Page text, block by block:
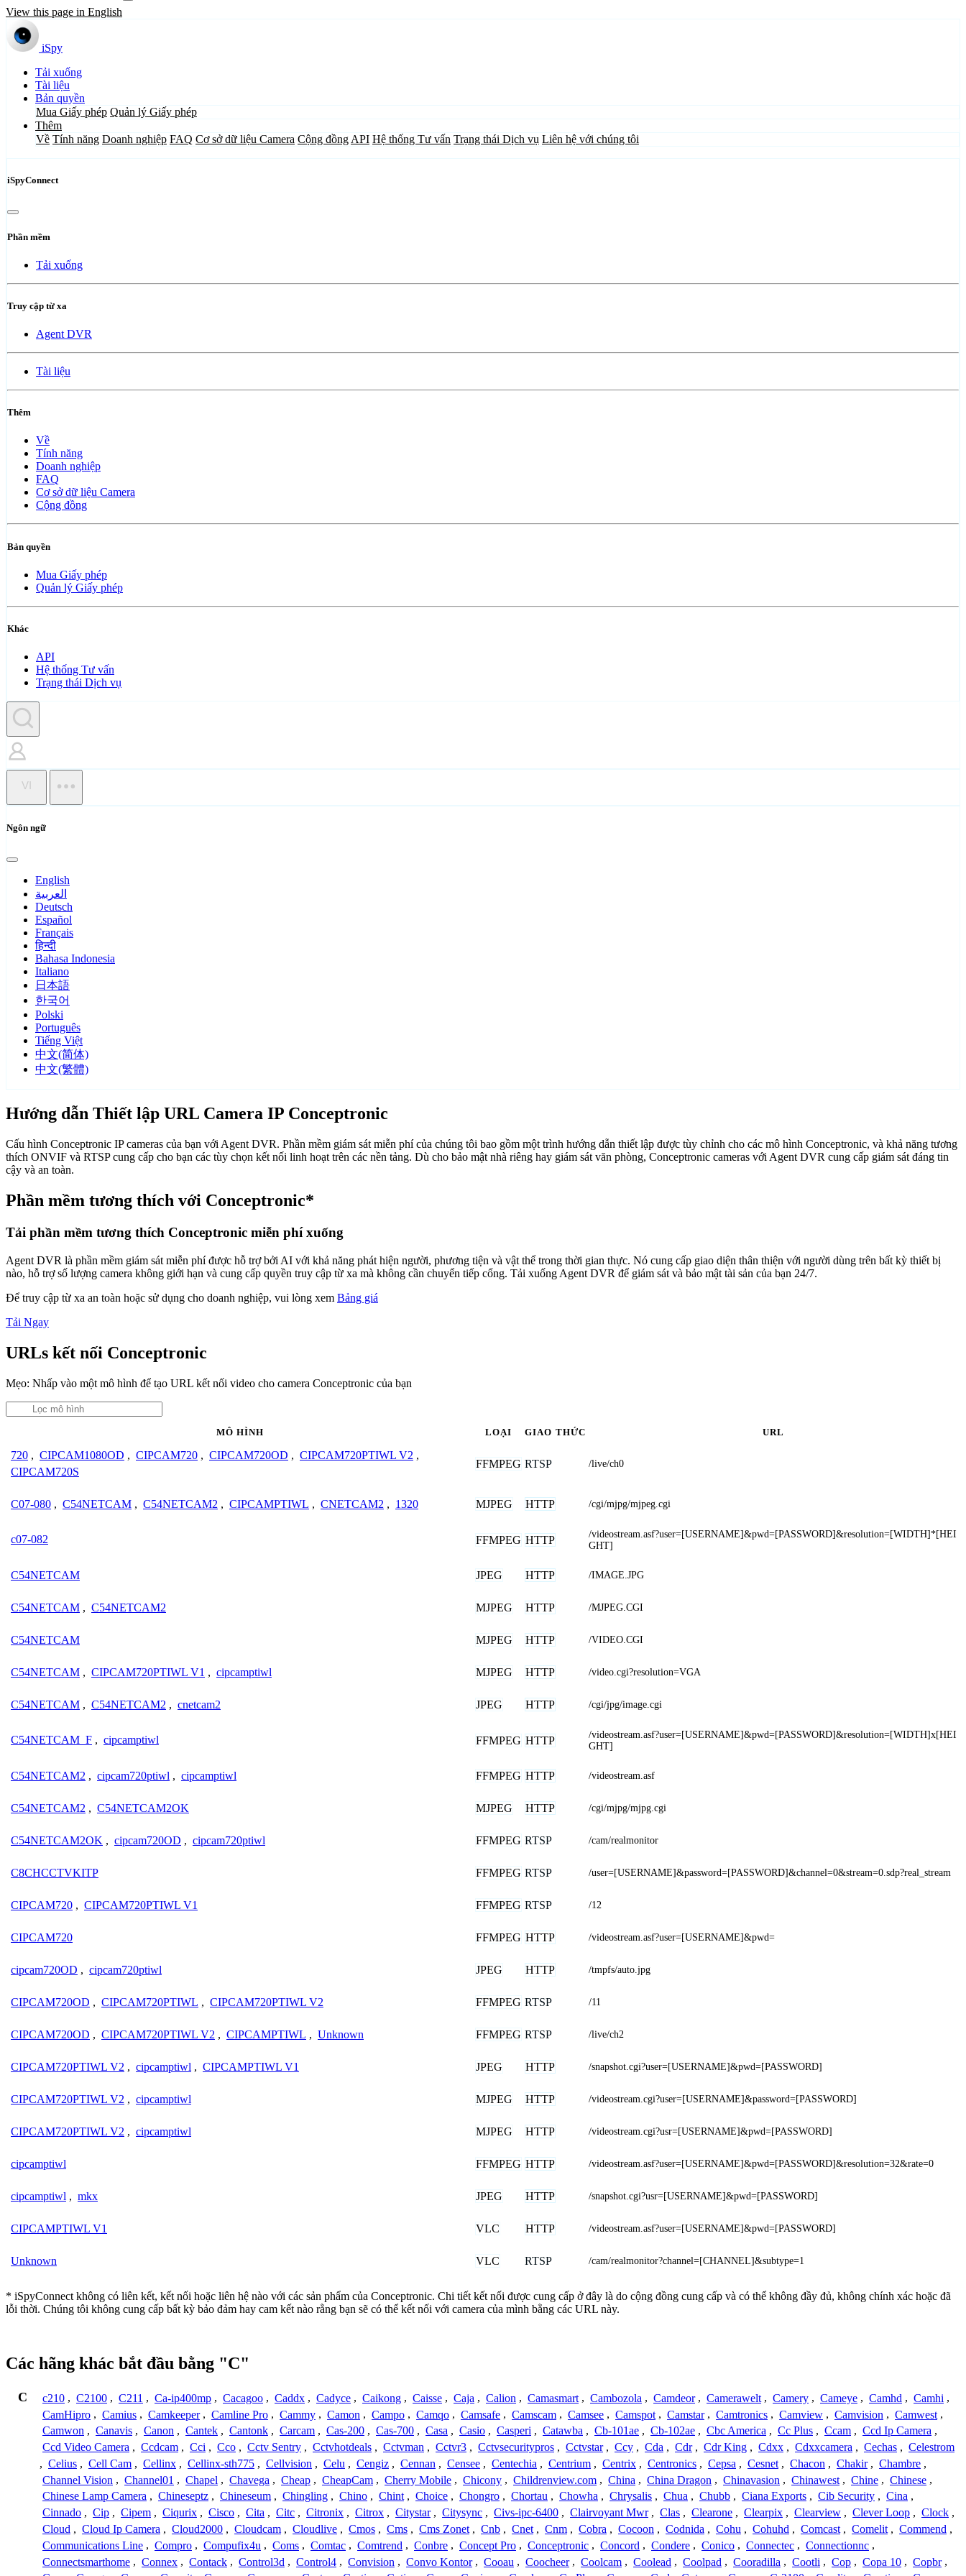
View this page in English
iSpy
Tải xuống
Tài liệu
Bản quyền
Mua Giấy phép Quản lý Giấy phép
Thêm
Về Tính năng Doanh nghiệp FAQ Cơ sở dữ liệu Camera Cộng đồng API Hệ thống Tư vấn Trạng thái Dịch vụ Liên hệ với chúng tôi
iSpyConnect
Phần mềm
Tải xuống
Truy cập từ xa
Agent DVR
Tài liệu
Thêm
Về
Tính năng
Doanh nghiệp
FAQ
Cơ sở dữ liệu Camera
Cộng đồng
Bản quyền
Mua Giấy phép
Quản lý Giấy phép
Khác
API
Hệ thống Tư vấn
Trạng thái Dịch vụ
VI
Ngôn ngữ
English
العربية
Deutsch
Español
Français
हिन्दी
Bahasa Indonesia
Italiano
日本語
한국어
Polski
Português
Tiếng Việt
中文(简体)
中文(繁體)
Hướng dẫn Thiết lập URL Camera IP Conceptronic
Cấu hình Conceptronic IP cameras của bạn với Agent DVR. Phần mềm giám sát miễn phí của chúng tôi bao gồm một trình hướng dẫn thiết lập được tùy chỉnh cho các mô hình Conceptronic, và khả năng tương
thích ONVIF và RTSP cung cấp cho bạn các tùy chọn kết nối linh hoạt trên các nền tảng. Dù cho bảo mật nhà riêng hay giám sát văn phòng, Conceptronic cameras với Agent DVR cung cấp giám sát đáng tin
cậy và an toàn.
Phần mềm tương thích với Conceptronic*
Tải phần mềm tương thích Conceptronic miễn phí xuống
Agent DVR là phần mềm giám sát miễn phí được hỗ trợ bởi AI với khả năng phát hiện người, phương tiện và vật thể trong thời gian thực. Nó cung cấp giao diện thân thiện với người dùng trên bất kỳ thiết bị
nào, hỗ trợ số lượng camera không giới hạn và cung cấp quyền truy cập từ xa mà không cần chuyển tiếp cổng. Tải xuống Agent DVR để giám sát và bảo mật tài sản của bạn 24/7.
Để truy cập từ xa an toàn hoặc sử dụng cho doanh nghiệp, vui lòng xem Bảng giá
Tải Ngay
URLs kết nối Conceptronic
Mẹo: Nhấp vào một mô hình để tạo URL kết nối video cho camera Conceptronic của bạn
MÔ HÌNH LOẠI GIAO THỨC URL
720 , CIPCAM1080OD , CIPCAM720 , CIPCAM720OD , CIPCAM720PTIWL V2 ,
CIPCAM720S
FFMPEG RTSP /live/ch0
C07-080 , C54NETCAM , C54NETCAM2 , CIPCAMPTIWL , CNETCAM2 , 1320 MJPEG HTTP /cgi/mjpg/mjpeg.cgi
c07-082 FFMPEG HTTP
/videostream.asf?user=[USERNAME]&pwd=[PASSWORD]&resolution=[WIDTH]*[HEI
GHT]
C54NETCAM JPEG HTTP /IMAGE.JPG
C54NETCAM , C54NETCAM2 MJPEG HTTP /MJPEG.CGI
C54NETCAM MJPEG HTTP /VIDEO.CGI
C54NETCAM , CIPCAM720PTIWL V1 , cipcamptiwl MJPEG HTTP /video.cgi?resolution=VGA
C54NETCAM , C54NETCAM2 , cnetcam2 JPEG HTTP /cgi/jpg/image.cgi
C54NETCAM_F , cipcamptiwl FFMPEG HTTP
/videostream.asf?user=[USERNAME]&pwd=[PASSWORD]&resolution=[WIDTH]x[HEI
GHT]
C54NETCAM2 , cipcam720ptiwl , cipcamptiwl FFMPEG HTTP /videostream.asf
C54NETCAM2 , C54NETCAM2OK MJPEG HTTP /cgi/mjpg/mjpg.cgi
C54NETCAM2OK , cipcam720OD , cipcam720ptiwl FFMPEG RTSP /cam/realmonitor
C8CHCCTVKITP FFMPEG RTSP /user=[USERNAME]&password=[PASSWORD]&channel=0&stream=0.sdp?real_stream
CIPCAM720 , CIPCAM720PTIWL V1 FFMPEG RTSP /12
CIPCAM720 FFMPEG HTTP /videostream.asf?user=[USERNAME]&pwd=
cipcam720OD , cipcam720ptiwl JPEG HTTP /tmpfs/auto.jpg
CIPCAM720OD , CIPCAM720PTIWL , CIPCAM720PTIWL V2 FFMPEG RTSP /11
CIPCAM720OD , CIPCAM720PTIWL V2 , CIPCAMPTIWL , Unknown FFMPEG RTSP /live/ch2
CIPCAM720PTIWL V2 , cipcamptiwl , CIPCAMPTIWL V1 JPEG HTTP /snapshot.cgi?user=[USERNAME]&pwd=[PASSWORD]
CIPCAM720PTIWL V2 , cipcamptiwl MJPEG HTTP /videostream.cgi?user=[USERNAME]&password=[PASSWORD]
CIPCAM720PTIWL V2 , cipcamptiwl MJPEG HTTP /videostream.cgi?usr=[USERNAME]&pwd=[PASSWORD]
cipcamptiwl FFMPEG HTTP /videostream.asf?user=[USERNAME]&pwd=[PASSWORD]&resolution=32&rate=0
cipcamptiwl , mkx JPEG HTTP /snapshot.cgi?usr=[USERNAME]&pwd=[PASSWORD]
CIPCAMPTIWL V1 VLC HTTP /videostream.asf?user=[USERNAME]&pwd=[PASSWORD]
Unknown VLC RTSP /cam/realmonitor?channel=[CHANNEL]&subtype=1
* iSpyConnect không có liên kết, kết nối hoặc liên hệ nào với các sản phẩm của Conceptronic. Chi tiết kết nối được cung cấp ở đây là do cộng đồng cung cấp và có thể không đầy đủ, không chính xác hoặc đã
lỗi thời. Chúng tôi không cung cấp bất kỳ bảo đảm hay cam kết nào rằng bạn sẽ có thể kết nối với camera của mình bằng các URL này.
Các hãng khác bắt đầu bằng "C"
C c210 , C2100 , C211 , Ca-ip400mp , Cacagoo , Caddx , Cadyce , Caikong , Caisse , Caja , Calion , Camasmart , Cambozola , Camdeor , Camerawelt , Camery , Cameye , Camhd , Camhi ,
CamHipro , Camius , Camkeeper , Camline Pro , Cammy , Camon , Campo , Camqo , Camsafe , Camscam , Camsee , Camspot , Camstar , Camtronics , Camview , Camvision , Camwest ,
Camwon , Canavis , Canon , Cantek , Cantonk , Carcam , Cas-200 , Cas-700 , Casa , Casio , Casperi , Catawba , Cb-101ae , Cb-102ae , Cbc America , Cc Plus , Ccam , Ccd Ip Camera ,
Ccd Video Camera , Ccdcam , Cci , Cco , Cctv Sentry , Cctvhotdeals , Cctvman , Cctvr3 , Cctvsecuritypros , Cctvstar , Ccy , Cda , Cdr , Cdr King , Cdxx , Cdxxcamera , Cechas , Celestrom
, Celius , Cell Cam , Cellinx , Cellinx-sth775 , Cellvision , Celu , Cengiz , Cennan , Censee , Centechia , Centrium , Centrix , Centronics , Cepsa , Cesnet , Chacon , Chakir , Chambre ,
Channel Vision , Channel01 , Chapel , Chavega , Cheap , CheapCam , Cherry Mobile , Chicony , Childrenview.com , China , China Dragon , Chinavasion , Chinawest , Chine , Chinese ,
Chinese Lamp Camera , Chineseptz , Chineseum , Chingling , Chino , Chint , Choice , Chongro , Chortau , Chowha , Chrysalis , Chua , Chubb , Ciana Exports , Cib Security , Cina ,
Cinnado , Cip , Cipem , Ciqurix , Cisco , Cita , Citc , Citronix , Citrox , Citystar , Citysync , Civs-ipc-6400 , Clairvoyant Mwr , Clas , Clearone , Clearpix , Clearview , Clever Loop , Clock ,
Cloud , Cloud Ip Camera , Cloud2000 , Cloudcam , Cloudlive , Cmos , Cms , Cms Zonet , Cnb , Cnet , Cnm , Cobra , Cocoon , Codnida , Cohu , Cohuhd , Comcast , Comelit , Commend ,
Communications Line , Compro , Compufix4u , Coms , Comtac , Comtrend , Conbre , Concept Pro , Conceptronic , Concord , Condere , Conico , Connectec , Connectionnc ,
Connectsmarthome , Connex , Contack , Control3d , Control4 , Convision , Convo Kontor , Cooau , Coocheer , Coolcam , Coolead , Coolpad , Cooradilla , Cootli , Cop , Copa 10 , Copbr ,